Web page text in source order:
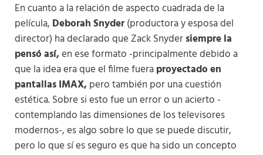
En cuanto a la relación de aspecto cuadrada de la
película, Deborah Snyder(productora y esposa del
director) ha declarado que Zack Snydersiempre la
pensó así,en ese formato -principalmente debido a
que la idea era que el filme fueraproyectado en
pantallas IMAX, pero también por una cuestión
estética. Sobre si esto fue un error o un acierto -
contemplando las dimensiones de los televisores
modernos-, es algo sobre lo que se puede discutir,
pero lo que sí es seguro es que ha sido un concepto